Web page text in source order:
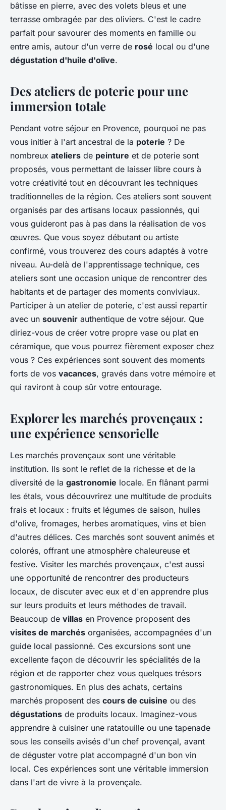
bâtisse en pierre, avec des volets bleus et une
terrasse ombragée par des oliviers. C'est le cadre
parfait pour savourer des moments en famille ou
entre amis, autour d'un verre de rosé local ou d'une
dégustation d'huile d'olive.
Des ateliers de poterie pour une
immersion totale
Pendant votre séjour en Provence, pourquoi ne pas
vous initier à l'art ancestral de la poterie ? De
nombreux ateliers de peinture et de poterie sont
proposés, vous permettant de laisser libre cours à
votre créativité tout en découvrant les techniques
traditionnelles de la région. Ces ateliers sont souvent
organisés par des artisans locaux passionnés, qui
vous guideront pas à pas dans la réalisation de vos
œuvres. Que vous soyez débutant ou artiste
confirmé, vous trouverez des cours adaptés à votre
niveau. Au-delà de l'apprentissage technique, ces
ateliers sont une occasion unique de rencontrer des
habitants et de partager des moments conviviaux.
Participer à un atelier de poterie, c'est aussi repartir
avec un souvenir authentique de votre séjour. Que
diriez-vous de créer votre propre vase ou plat en
céramique, que vous pourrez fièrement exposer chez
vous ? Ces expériences sont souvent des moments
forts de vos vacances, gravés dans votre mémoire et
qui raviront à coup sûr votre entourage.
Explorer les marchés provençaux :
une expérience sensorielle
Les marchés provençaux sont une véritable
institution. Ils sont le reflet de la richesse et de la
diversité de la gastronomie locale. En flânant parmi
les étals, vous découvrirez une multitude de produits
frais et locaux : fruits et légumes de saison, huiles
d'olive, fromages, herbes aromatiques, vins et bien
d'autres délices. Ces marchés sont souvent animés et
colorés, offrant une atmosphère chaleureuse et
festive. Visiter les marchés provençaux, c'est aussi
une opportunité de rencontrer des producteurs
locaux, de discuter avec eux et d'en apprendre plus
sur leurs produits et leurs méthodes de travail.
Beaucoup de villas en Provence proposent des
visites de marchés organisées, accompagnées d'un
guide local passionné. Ces excursions sont une
excellente façon de découvrir les spécialités de la
région et de rapporter chez vous quelques trésors
gastronomiques. En plus des achats, certains
marchés proposent des cours de cuisine ou des
dégustations de produits locaux. Imaginez-vous
apprendre à cuisiner une ratatouille ou une tapenade
sous les conseils avisés d'un chef provençal, avant
de déguster votre plat accompagné d'un bon vin
local. Ces expériences sont une véritable immersion
dans l'art de vivre à la provençale.